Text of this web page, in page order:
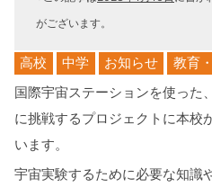
がございます。
高校 中学 お知らせ 教育
国際宇宙ステーションを使った
に挑戦するプロジェクトに本校
います。
宇宙実験するために必要な知識